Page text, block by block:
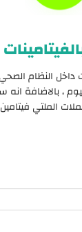
داخل النظام
، بالاضافة انه
الملتي فيتامين